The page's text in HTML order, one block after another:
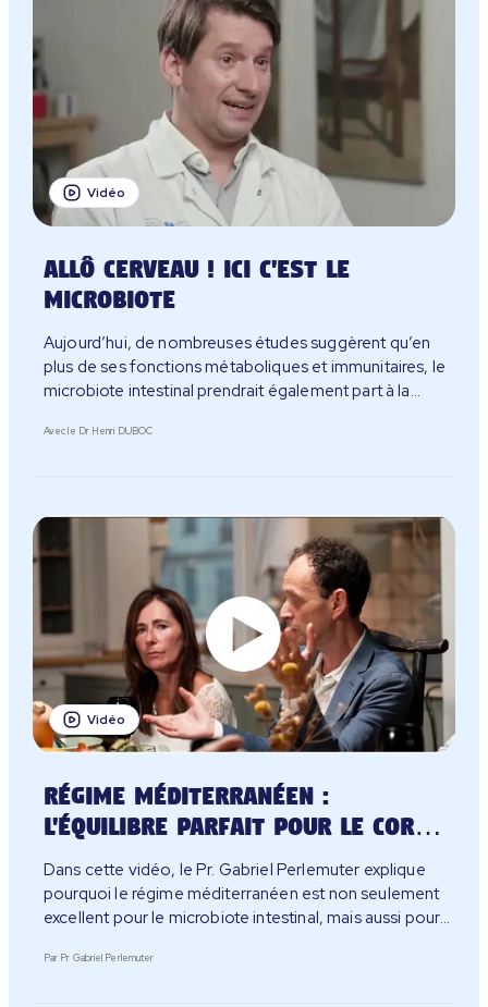
Vidéo
Allô cerveau ! Ici c'est le
microbiote
Aujourd’hui, de nombreuses études suggèrent qu’en
plus de ses fonctions métaboliques et immunitaires, le
microbiote intestinal prendrait également part à la
influencerait le fonctionnement cérébral.
Avec le Dr Henri DUBOC
Vidéo
Régime méditerranéen :
l'équilibre parfait pour le corps
et le mental
Dans cette vidéo, le Pr. Gabriel Perlemuter explique
pourquoi le régime méditerranéen est non seulement
excellent pour le microbiote intestinal, mais aussi pour
Par Pr Gabriel Perlemuter